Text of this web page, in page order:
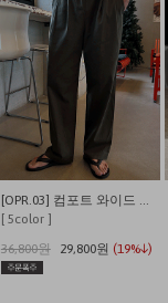
[ 5color ]
36,800원
29,800원 (19%↓)